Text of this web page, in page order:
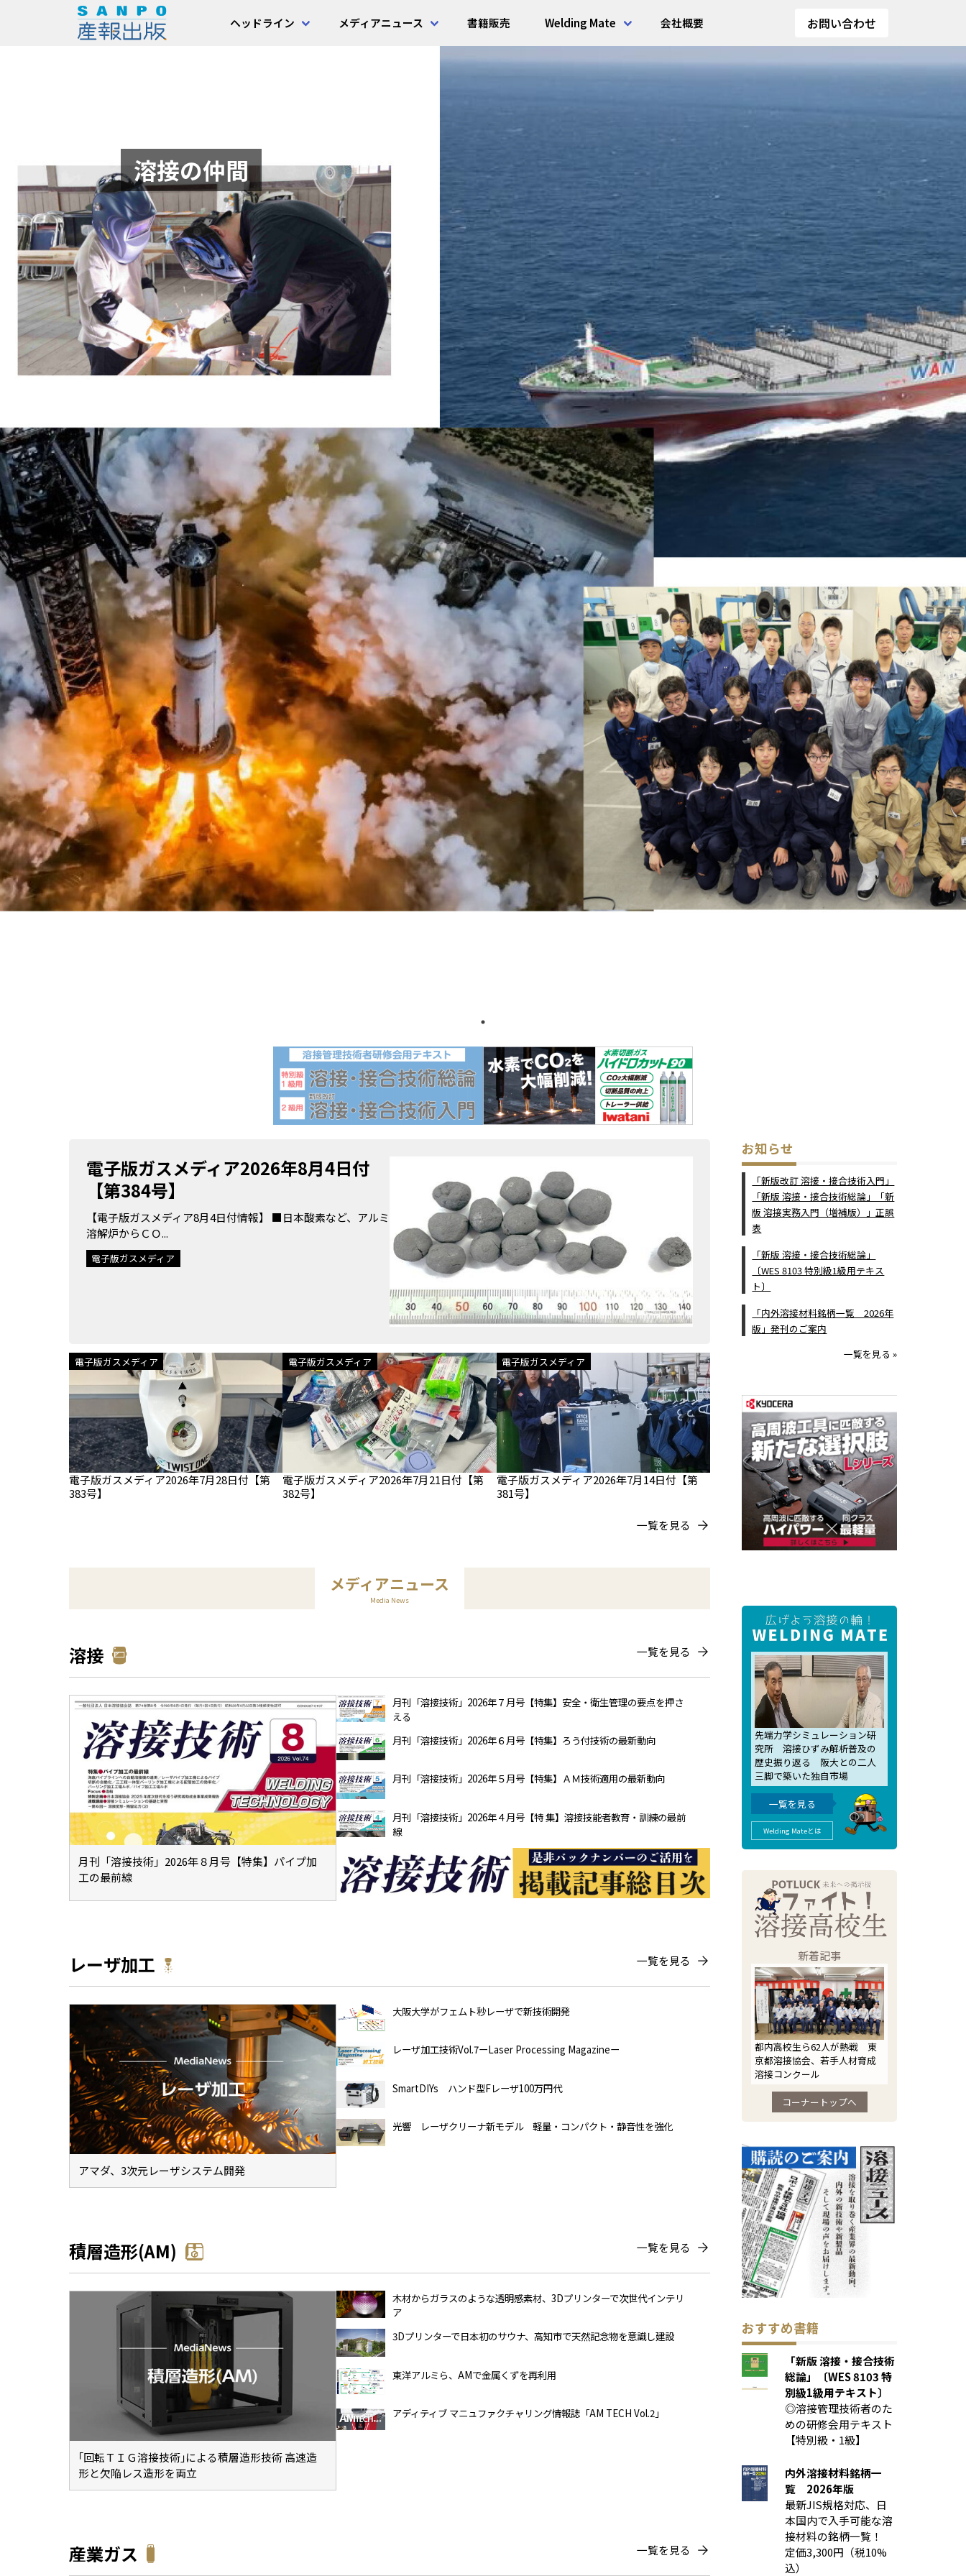
ヘッドライン メディアニュース 書籍販売 Welding Mate 会社概要 お問い合わせ
溶接の仲間
電子版ガスメディア2026年8月4日付
【第384号】
【電子版ガスメディア8月4日付情報】 ■日本酸素など、アルミ
溶解炉からＣＯ...
電子版ガスメディア
電子版ガスメディア2026年7月28日付【第
383号】
電子版ガスメディア
電子版ガスメディア2026年7月21日付【第
382号】
電子版ガスメディア
電子版ガスメディア2026年7月14日付【第
381号】
電子版ガスメディア
一覧を見る
メディアニュース
Media News
溶接 一覧を見る
月刊「溶接技術」2026年８月号【特集】パイプ加
工の最前線
月刊「溶接技術」2026年７月号【特集】安全・衛生管理の要点を押さ
える
月刊「溶接技術」2026年６月号【特集】ろう付技術の最新動向
月刊「溶接技術」2026年５月号【特集】ＡＭ技術適用の最新動向
月刊「溶接技術」2026年４月号【特 集】溶接技能者教育・訓練の最前
線
レーザ加工 一覧を見る
アマダ、3次元レーザシステム開発
大阪大学がフェムト秒レーザで新技術開発
レーザ加工技術Vol.7ーLaser Processing Magazineー
SmartDIYs ハンド型Fレーザ100万円代
光響 レーザクリーナ新モデル 軽量・コンパクト・静音性を強化
積層造形(AM) 一覧を見る
｢回転ＴＩＧ溶接技術｣による積層造形技術 高速造
形と欠陥レス造形を両立
木材からガラスのような透明感素材、3Dプリンターで次世代インテリ
ア
3Dプリンターで日本初のサウナ、高知市で天然記念物を意識し建設
東洋アルミら、AMで金属くずを再利用
アディティブ マニュファクチャリング情報誌「AM TECH Vol.2」
産業ガス 一覧を見る
お知らせ
「新版改訂 溶接・接合技術入門」
「新版 溶接・接合技術総論」「新
版 溶接実務入門（増補版）」正誤
表
「新版 溶接・接合技術総論」
〔WES 8103 特別級1級用テキス
ト〕
「内外溶接材料銘柄一覧 2026年
版」発刊のご案内
一覧を見る »
先端力学シミュレーション研
究所 溶接ひずみ解析普及の
歴史振り返る 阪大との二人
三脚で築いた独自市場
一覧を見る
Welding Mateとは
新着記事
都内高校生ら62人が熱戦 東
京都溶接協会、若手人材育成
溶接コンクール
コーナートップへ
おすすめ書籍
「新版 溶接・接合技術
総論」〔WES 8103 特
別級1級用テキスト〕
◎溶接管理技術者のた
めの研修会用テキスト
【特別級・1級】
内外溶接材料銘柄一
覧 2026年版
最新JIS規格対応、日
本国内で入手可能な溶
接材料の銘柄一覧！
定価3,300円（税10%
込）